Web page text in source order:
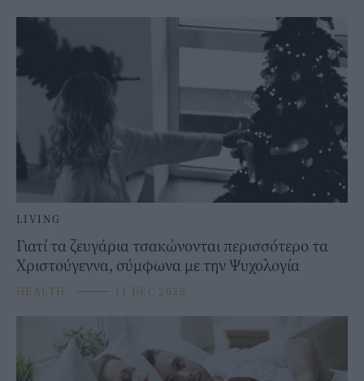
LIVING
Γιατί τα ζευγάρια τσακώνονται περισσότερο τα
Χριστούγεννα, σύμφωνα με την Ψυχολογία
HEALTH ⸻ 11 DEC 2025